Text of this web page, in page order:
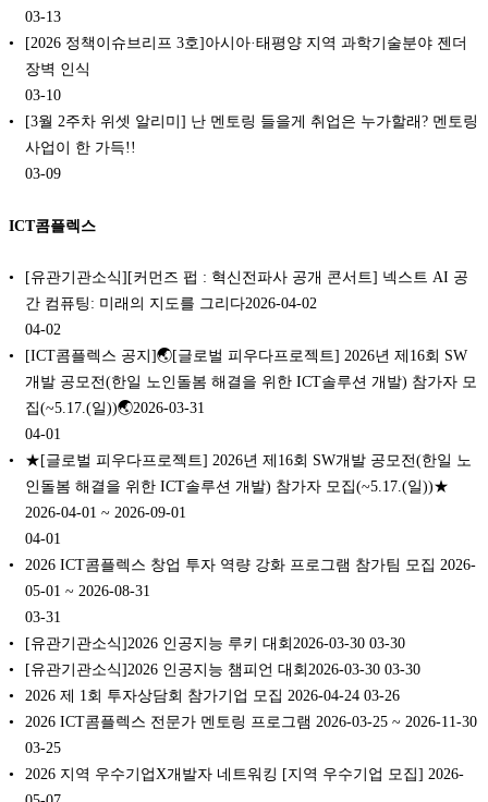
03-13
[2026 정책이슈브리프 3호]아시아·태평양 지역 과학기술분야 젠더
장벽 인식
03-10
[3월 2주차 위셋 알리미] 난 멘토링 들을게 취업은 누가할래? 멘토링
사업이 한 가득!!
03-09
ICT콤플렉스
[유관기관소식][커먼즈 펍 : 혁신전파사 공개 콘서트] 넥스트 AI 공
간 컴퓨팅: 미래의 지도를 그리다2026-04-02
04-02
[ICT콤플렉스 공지]🌏[글로벌 피우다프로젝트] 2026년 제16회 SW
개발 공모전(한일 노인돌봄 해결을 위한 ICT솔루션 개발) 참가자 모
집(~5.17.(일))🌏2026-03-31
04-01
★[글로벌 피우다프로젝트] 2026년 제16회 SW개발 공모전(한일 노
인돌봄 해결을 위한 ICT솔루션 개발) 참가자 모집(~5.17.(일))★
2026-04-01 ~ 2026-09-01
04-01
2026 ICT콤플렉스 창업 투자 역량 강화 프로그램 참가팀 모집 2026-
05-01 ~ 2026-08-31
03-31
[유관기관소식]2026 인공지능 루키 대회2026-03-30 03-30
[유관기관소식]2026 인공지능 챔피언 대회2026-03-30 03-30
2026 제 1회 투자상담회 참가기업 모집 2026-04-24 03-26
2026 ICT콤플렉스 전문가 멘토링 프로그램 2026-03-25 ~ 2026-11-30
03-25
2026 지역 우수기업X개발자 네트워킹 [지역 우수기업 모집] 2026-